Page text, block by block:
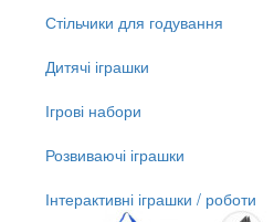
Стільчики для годування
Дитячі іграшки
Ігрові набори
Розвиваючі іграшки
Інтерактивні іграшки / роботи